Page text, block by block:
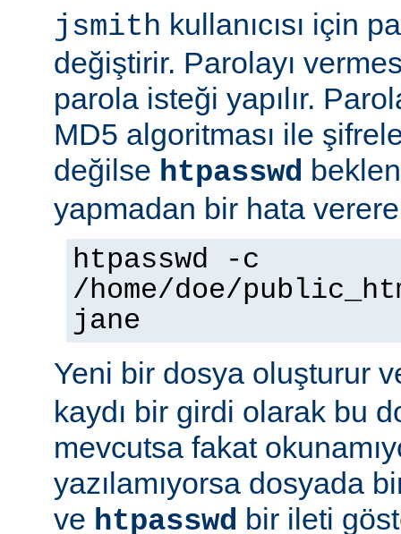
jsmith kullanıcısı için
değiştirir. Parolayı
parola isteği yapılır.
MD5 algoritması ile
değilse htpasswd
yapmadan bir hata
htpasswd -c
/home/doe/
jane
Yeni bir dosya oluşturur
kaydı bir girdi olarak bu
mevcutsa fakat
yazılamıyorsa dosyada
ve htpasswd bir ileti